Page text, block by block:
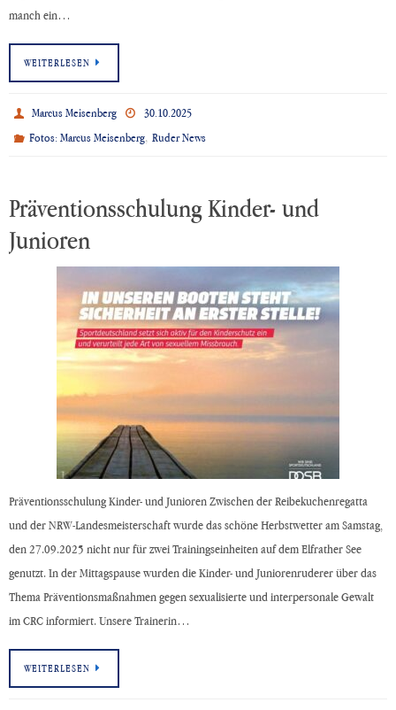
manch ein…
WEITERLESEN
Marcus Meisenberg
30.10.2025
Fotos: Marcus Meisenberg,Ruder News
Präventionsschulung Kinder- und
Junioren
Präventionsschulung Kinder- und Junioren Zwischen der Reibekuchenregatta
und der NRW-Landesmeisterschaft wurde das schöne Herbstwetter am Samstag,
den 27.09.2025 nicht nur für zwei Trainingseinheiten auf dem Elfrather See
genutzt. In der Mittagspause wurden die Kinder- und Juniorenruderer über das
Thema Präventionsmaßnahmen gegen sexualisierte und interpersonale Gewalt
im CRC informiert. Unsere Trainerin…
WEITERLESEN